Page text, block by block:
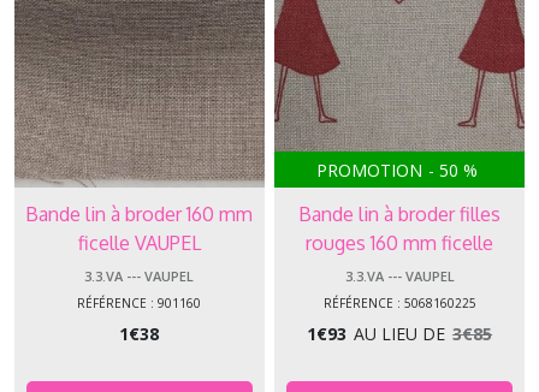
Bande lin à broder 160 mm
ficelle VAUPEL
3.3.VA --- VAUPEL
RÉFÉRENCE : 901160
1€38
PROMOTION - 50 %
Bande lin à broder filles
rouges 160 mm ficelle
VAUPEL
3.3.VA --- VAUPEL
RÉFÉRENCE : 5068160225
1€93 AU LIEU DE 3€85